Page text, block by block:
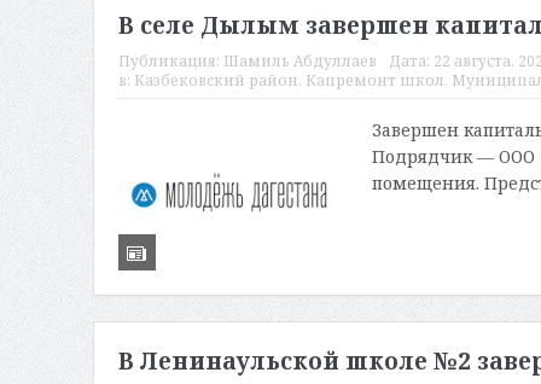
В селе Дылым завершен
Публикация: Шамиль Абдуллаев Дата: 22 августа,
в: Казбековский район, Капремонт школ,
Завершен
Подрядчик — ООО
помещения.
В Ленинаульской школе №2